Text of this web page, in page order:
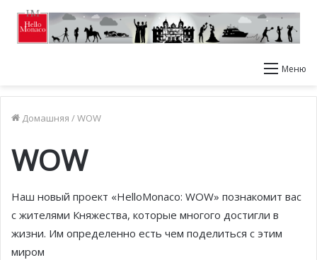
Меню
Домашняя /WOW
WOW
Наш новый проект «HelloMonaco: WOW» познакомит вас
с жителями Княжества, которые многого достигли в
жизни. Им определенно есть чем поделиться с этим
миром